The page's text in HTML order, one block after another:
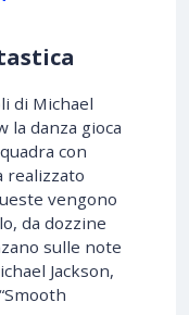
di Michael
la danza gioca
con
realizzato
vengono
da dozzine
sulle note
Jackson,